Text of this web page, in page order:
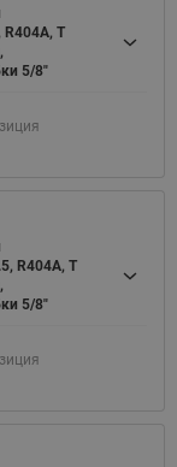
T
5/8"
R404A, T
5/8"